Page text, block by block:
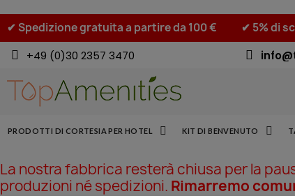
✔ Spedizione gratuita a partire da 100 € ✔ 5% di
+49 (0)30 2357 3470
PRODOTTI DI CORTESIA PER HOTEL KIT DI BENVENUTO
La nostra fabbrica resterà chiusa per la
produzioni né spedizioni. Rimarremo